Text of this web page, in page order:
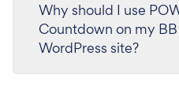
Why should I use
Countdown on my
WordPress site?